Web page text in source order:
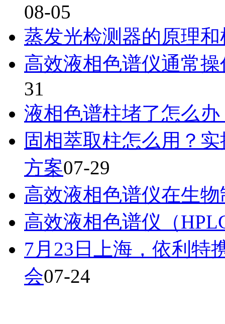
08-05
蒸发光检测器的原理
高效液相色谱仪通常
31
液相色谱柱堵了怎么
固相萃取柱怎么用？
方案07-29
高效液相色谱仪在生
高效液相色谱仪（
7月23日上海，依利特
会07-24